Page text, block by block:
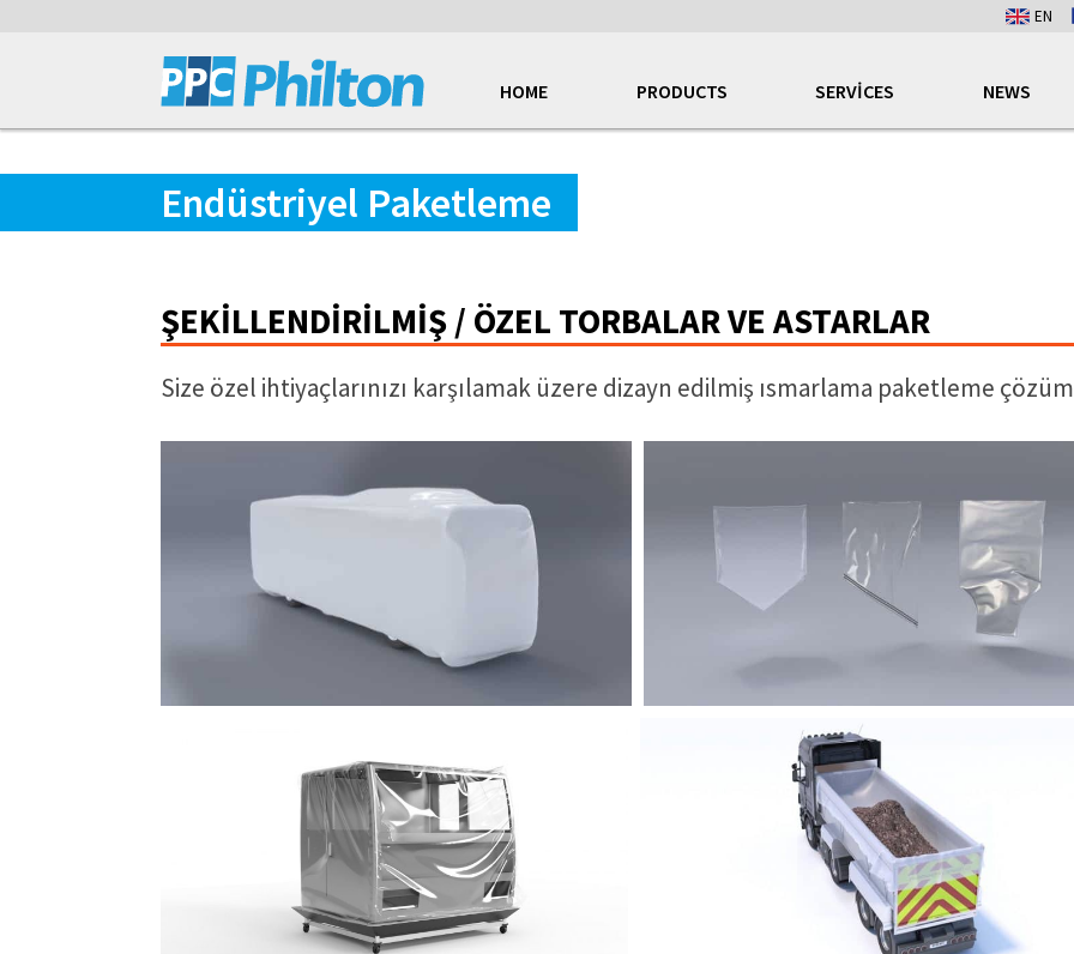
EN
HOME PRODUCTS SERVICES NEWS
Endüstriyel Paketleme
ŞEKILLENDIRILMIŞ / ÖZEL TORBALAR VE ASTARLAR
Size özel ihtiyaçlarınızı karşılamak üzere dizayn edilmiş ısmarlama paketleme